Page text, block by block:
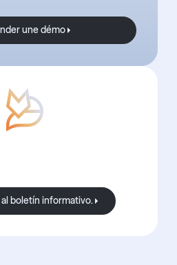
Demander une démo
une démo
Me suscribo al boletín informativo.
al boletín informativo.